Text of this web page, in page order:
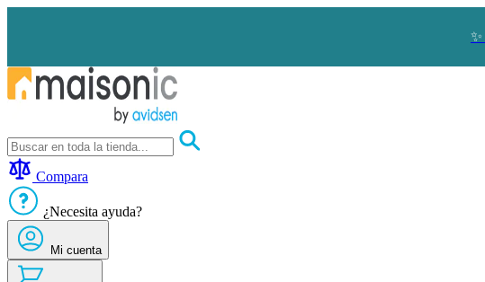
✨
Motorización
y
Solar
ahorro
de
Compara
¿Necesita ayuda?
Mi cuenta